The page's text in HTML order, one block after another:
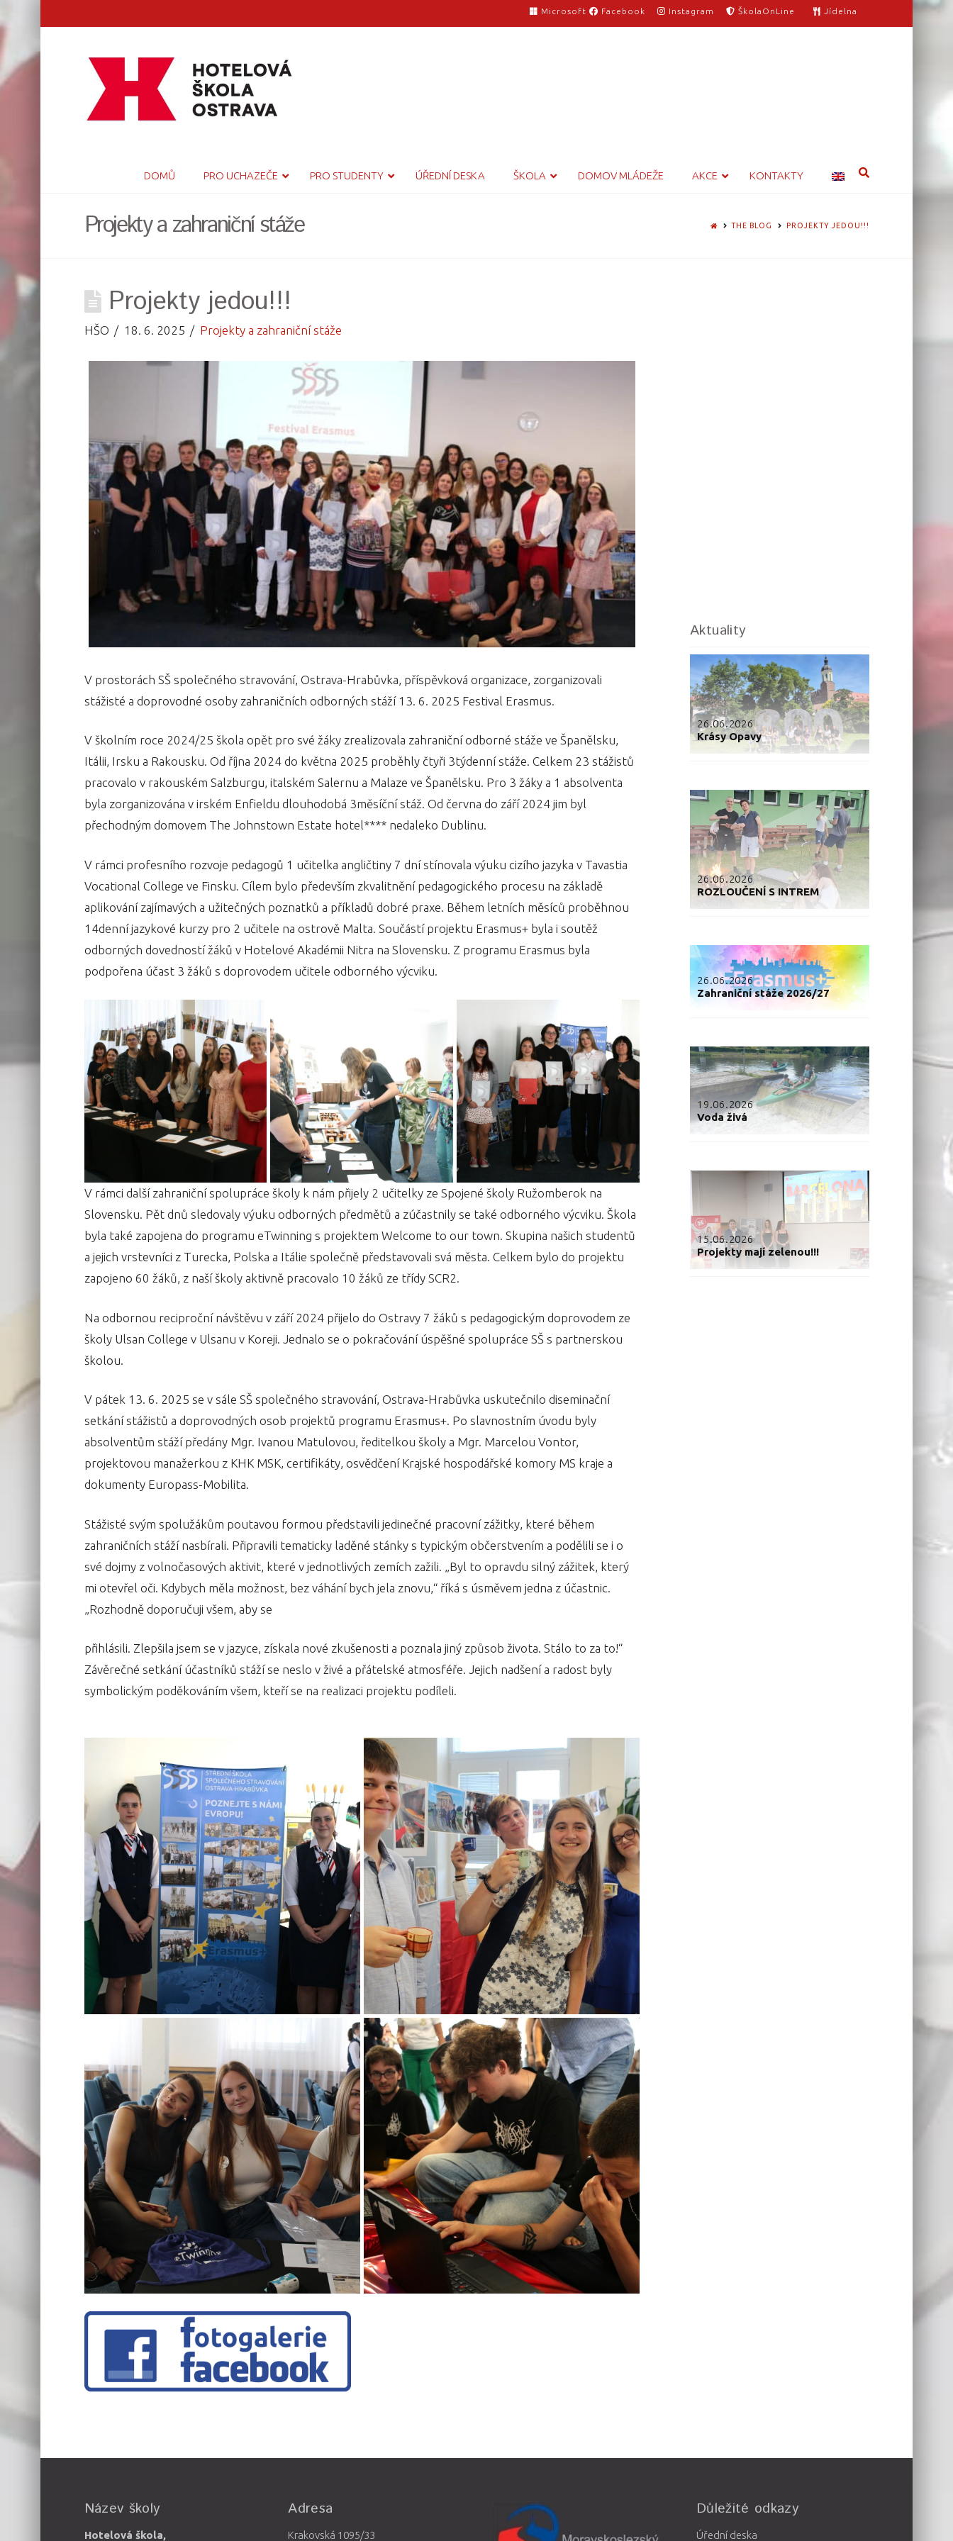
Microsoft Facebook Instagram ŠkolaOnLine Jídelna
DOMŮ PRO UCHAZEČE PRO STUDENTY ÚŘEDNÍ DESKA ŠKOLA DOMOV MLÁDEŽE AKCE KONTAKTY
Projekty a zahraniční stáže HOMETHE BLOG PROJEKTY JEDOU!!!
Projekty jedou!!!
HŠO 18. 6. 2025 Projekty a zahraniční stáže
V prostorách SŠ společného stravování, Ostrava-Hrabůvka, příspěvková organizace, zorganizovali
stážisté a doprovodné osoby zahraničních odborných stáží 13. 6. 2025 Festival Erasmus.
V školním roce 2024/25 škola opět pro své žáky zrealizovala zahraniční odborné stáže ve Španělsku,
Itálii, Irsku a Rakousku. Od října 2024 do května 2025 proběhly čtyři 3týdenní stáže. Celkem 23 stážistů
pracovalo v rakouském Salzburgu, italském Salernu a Malaze ve Španělsku. Pro 3 žáky a 1 absolventa
byla zorganizována v irském Enfieldu dlouhodobá 3měsíční stáž. Od června do září 2024 jim byl
přechodným domovem The Johnstown Estate hotel**** nedaleko Dublinu.
V rámci profesního rozvoje pedagogů 1 učitelka angličtiny 7 dní stínovala výuku cizího jazyka v Tavastia
Vocational College ve Finsku. Cílem bylo především zkvalitnění pedagogického procesu na základě
aplikování zajímavých a užitečných poznatků a příkladů dobré praxe. Během letních měsíců proběhnou
14denní jazykové kurzy pro 2 učitele na ostrově Malta. Součástí projektu Erasmus+ byla i soutěž
odborných dovedností žáků v Hotelové Akadémii Nitra na Slovensku. Z programu Erasmus byla
podpořena účast 3 žáků s doprovodem učitele odborného výcviku.
V rámci další zahraniční spolupráce školy k nám přijely 2 učitelky ze Spojené školy Ružomberok na
Slovensku. Pět dnů sledovaly výuku odborných předmětů a zúčastnily se také odborného výcviku. Škola
byla také zapojena do programu eTwinning s projektem Welcome to our town. Skupina našich studentů
a jejich vrstevníci z Turecka, Polska a Itálie společně představovali svá města. Celkem bylo do projektu
zapojeno 60 žáků, z naší školy aktivně pracovalo 10 žáků ze třídy SCR2.
Na odbornou reciproční návštěvu v září 2024 přijelo do Ostravy 7 žáků s pedagogickým doprovodem ze
školy Ulsan College v Ulsanu v Koreji. Jednalo se o pokračování úspěšné spolupráce SŠ s partnerskou
školou.
V pátek 13. 6. 2025 se v sále SŠ společného stravování, Ostrava-Hrabůvka uskutečnilo diseminační
setkání stážistů a doprovodných osob projektů programu Erasmus+. Po slavnostním úvodu byly
absolventům stáží předány Mgr. Ivanou Matulovou, ředitelkou školy a Mgr. Marcelou Vontor,
projektovou manažerkou z KHK MSK, certifikáty, osvědčení Krajské hospodářské komory MS kraje a
dokumenty Europass-Mobilita.
Stážisté svým spolužákům poutavou formou představili jedinečné pracovní zážitky, které během
zahraničních stáží nasbírali. Připravili tematicky laděné stánky s typickým občerstvením a podělili se i o
své dojmy z volnočasových aktivit, které v jednotlivých zemích zažili. „Byl to opravdu silný zážitek, který
mi otevřel oči. Kdybych měla možnost, bez váhání bych jela znovu,“ říká s úsměvem jedna z účastnic.
„Rozhodně doporučuji všem, aby se
přihlásili. Zlepšila jsem se v jazyce, získala nové zkušenosti a poznala jiný způsob života. Stálo to za to!“
Závěrečné setkání účastníků stáží se neslo v živé a přátelské atmosféře. Jejich nadšení a radost byly
symbolickým poděkováním všem, kteří se na realizaci projektu podíleli.
Aktuality
26.06.2026
Krásy Opavy
26.06.2026
ROZLOUČENÍ S INTREM
26.06.2026
Zahraniční stáže 2026/27
19.06.2026
Voda živá
15.06.2026
Projekty mají zelenou!!!
Název školy
Hotelová škola,
Adresa
Krakovská 1095/33
Důležité odkazy
Úřední deska